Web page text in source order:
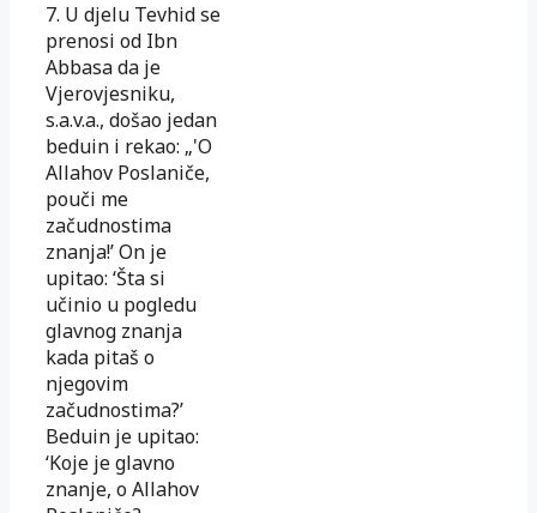
7. U djelu Tevhid se
prenosi od Ibn
Abbasa da je
Vjerovjesniku,
s.a.v.a., došao jedan
beduin i rekao: „'O
Allahov Poslaniče,
pouči me
začudnostima
znanja!’ On je
upitao: ‘Šta si
učinio u pogledu
glavnog znanja
kada pitaš o
njegovim
začudnostima?’
Beduin je upitao:
‘Koje je glavno
znanje, o Allahov